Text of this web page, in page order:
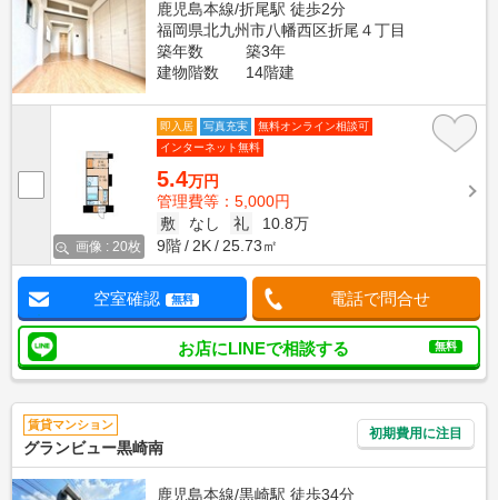
鹿児島本線/折尾駅 徒歩2分
福岡県北九州市八幡西区折尾４丁目
築年数
築3年
建物階数
14階建
画像 : 20枚
即入居 写真充実
無料オンライン相談可
インターネット無料
5.4万円
管理費等：5,000円
敷
なし 礼
10.8万
9階
2K 25.73㎡
空室確認 無料 電話で問合せ
お店にLINEで相談する 無料
賃貸マンション
グランビュー黒崎南
初期費用に注目
鹿児島本線/黒崎駅 徒歩34分